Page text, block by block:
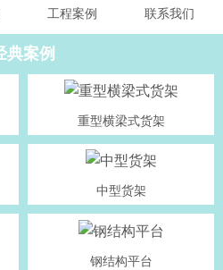
工程案例 联系我们
典案例
重型横梁式货架
中型货架
钢结构平台